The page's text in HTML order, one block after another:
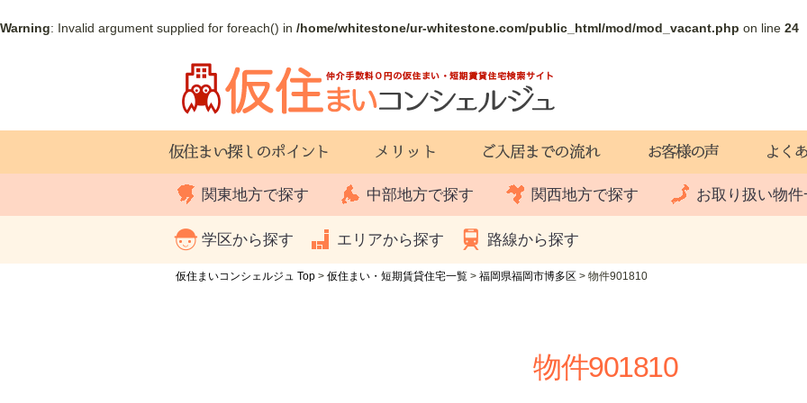
Warning: Invalid argument supplied for foreach() in /home/whitestone/ur-whitestone.com/public_html/mod/mod_vacant.php on line 24
関東地方で探す 中部地方で探す 関西地方で探す お取り扱い物件
学区から探す エリアから探す 路線から探す
仮住まいコンシェルジュ Top > 仮住まい・短期賃貸住宅一覧 > 福岡県福岡市博多区 > 物件901810
物件901810